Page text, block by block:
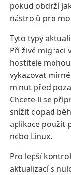
pokud obdrží
nástrojů pro
Tyto typy
Při živé migraci
hostitele
vykazovat
minut před
Chcete-li se
snížit dopad
aplikace použít
nebo Linux.
Pro lepší
aktualizací s